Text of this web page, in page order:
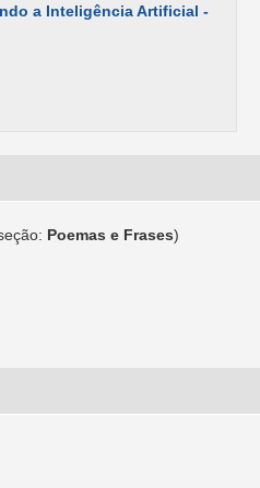
a Inteligência Artificial -
Poemas e Frases)